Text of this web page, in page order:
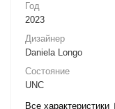
Год
2023
Дизайнер
Daniela Longo
Состояние
UNC
Все характеристики